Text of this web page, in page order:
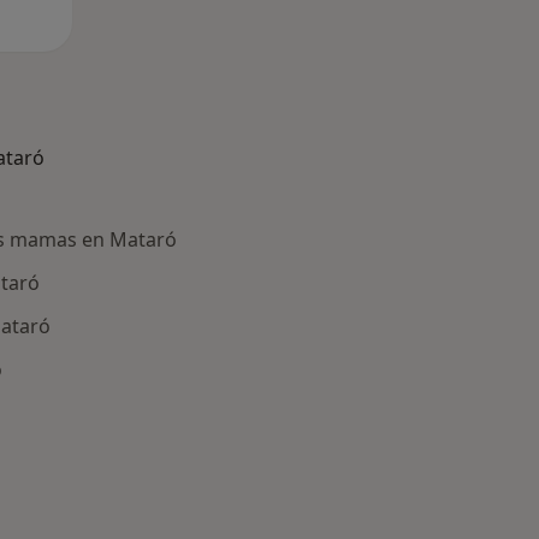
mamas en Mataró